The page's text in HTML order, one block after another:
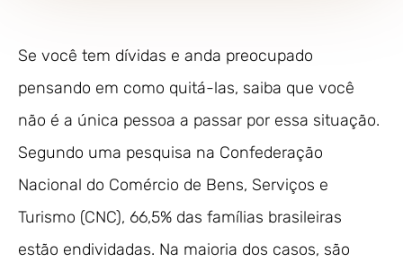
Se você tem dívidas e anda preocupado
pensando em como quitá-las, saiba que você
não é a única pessoa a passar por essa situação.
Segundo uma pesquisa na Confederação
Nacional do Comércio de Bens, Serviços e
Turismo (CNC), 66,5% das famílias brasileiras
estão endividadas. Na maioria dos casos, são